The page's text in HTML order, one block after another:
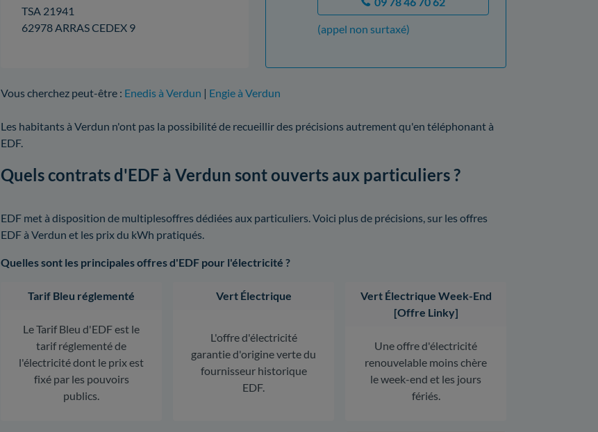
TSA 21941
62978 ARRAS CEDEX 9
(appel non surtaxé)
Vous cherchez peut-être : Enedis à Verdun | Engie à Verdun
Les habitants à Verdun n'ont pas la possibilité de recueillir des précisions autrement qu'en téléphonant à
EDF.
Quels contrats d'EDF à Verdun sont ouverts aux particuliers ?
EDF met à disposition de multiplesoffres dédiées aux particuliers. Voici plus de précisions, sur les offres
EDF à Verdun et les prix du kWh pratiqués.
Quelles sont les principales offres d'EDF pour l'électricité ?
Tarif Bleu réglementé
Le Tarif Bleu d'EDF est le
tarif réglementé de
l'électricité dont le prix est
fixé par les pouvoirs
publics.
Vert Électrique
L'offre d'électricité
garantie d'origine verte du
fournisseur historique
EDF.
Vert Électrique Week-End
[Offre Linky]
Une offre d'électricité
renouvelable moins chère
le week-end et les jours
fériés.